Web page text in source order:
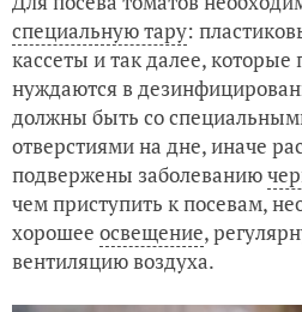
специальную тару:
кассеты и так далее, которые
нуждаются в
должны быть со
отверстиями на дне, иначе
подвержены заболеванию
чем приступить к посевам,
хорошее освещение,
вентиляцию воздуха.